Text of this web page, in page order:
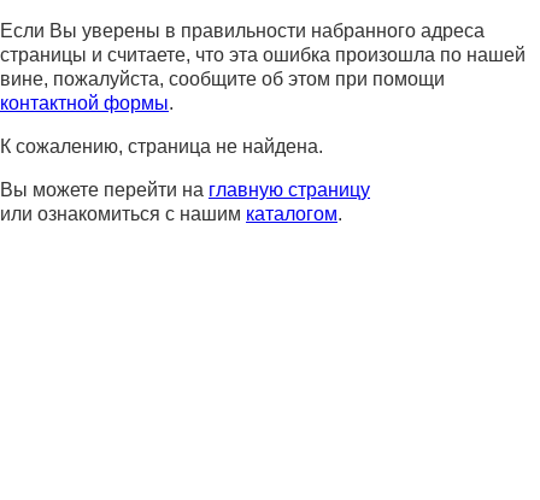
Если Вы уверены в правильности набранного адреса
страницы и считаете, что эта ошибка произошла по нашей
вине, пожалуйста, сообщите об этом при помощи
контактной формы.
К сожалению, страница не найдена.
Вы можете перейти на главную страницу
или ознакомиться с нашим каталогом.